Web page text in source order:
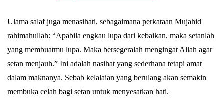
Ulama salaf juga menasihati, sebagaimana perkataan Mujahid
rahimahullah: “Apabila engkau lupa dari kebaikan, maka setanlah
yang membuatmu lupa. Maka bersegeralah mengingat Allah agar
setan menjauh.” Ini adalah nasihat yang sederhana tetapi amat
dalam maknanya. Sebab kelalaian yang berulang akan semakin
membuka celah bagi setan untuk menyesatkan hati.